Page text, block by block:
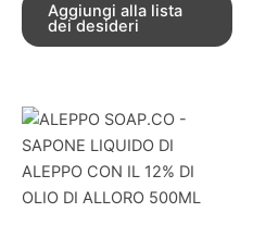
Aggiungi alla lista
dei desideri